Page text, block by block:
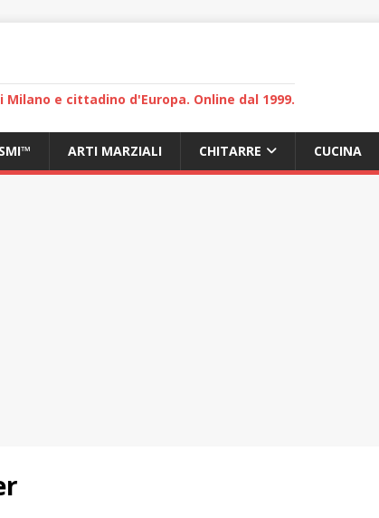
e cittadino d'Europa. Online dal 1999.
ARTI MARZIALI CHITARRE CUCINA